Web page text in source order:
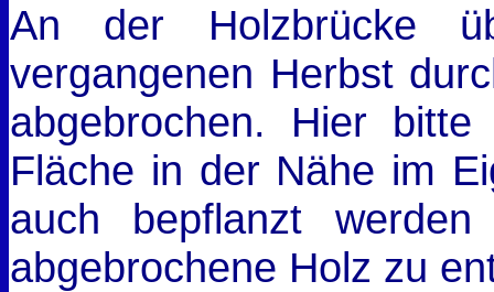
An der Holzbrücke
vergangenen Herbst
abgebrochen. Hier
Fläche in der Nähe im
auch bepflanzt
abgebrochene Holz zu